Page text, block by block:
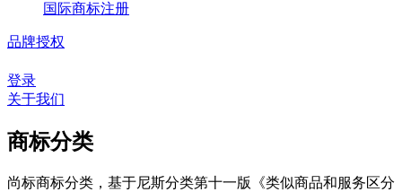
国际商标注册
品牌授权
登录
关于我们
商标分类
尚标商标分类，基于尼斯分类第十一版《类似商品和服务区分